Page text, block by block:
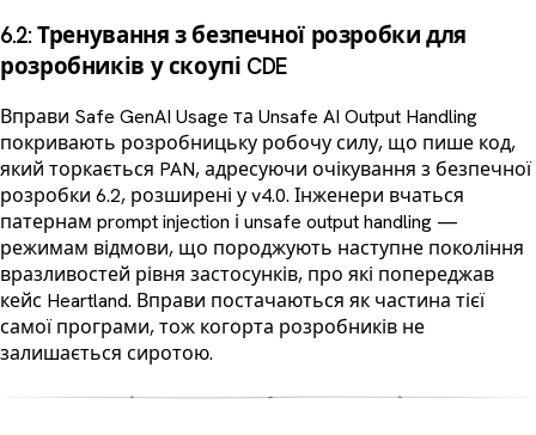
6.2: Тренування з безпечної розробки для
розробників у скоупі CDE
Вправи Safe GenAI Usage та Unsafe AI Output Handling
покривають розробницьку робочу силу, що пише код,
який торкається PAN, адресуючи очікування з безпечної
розробки 6.2, розширені у v4.0. Інженери вчаться
патернам prompt injection і unsafe output handling —
режимам відмови, що породжують наступне покоління
вразливостей рівня застосунків, про які попереджав
кейс Heartland. Вправи постачаються як частина тієї
самої програми, тож когорта розробників не
залишається сиротою.